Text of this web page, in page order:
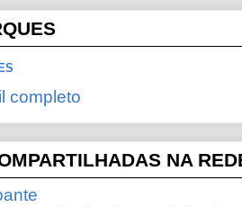
completo
NA